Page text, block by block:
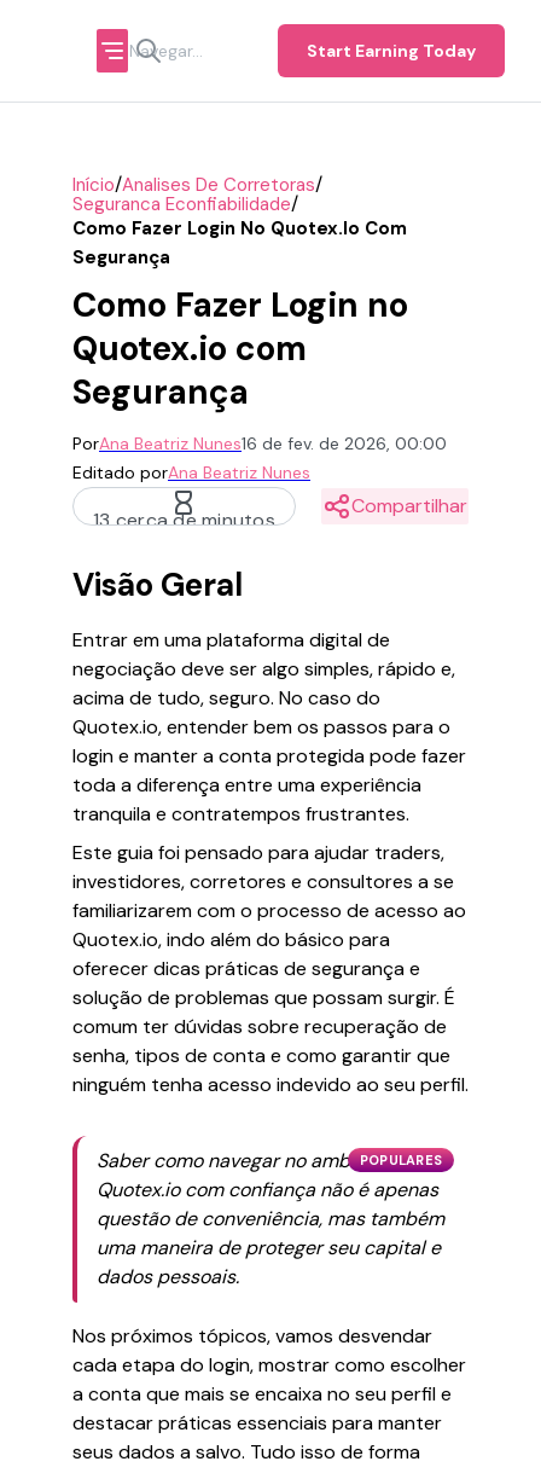
Start Earning Today
Início/Analises De Corretoras/
Seguranca Econfiabilidade/
Como Fazer Login No Quotex.io Com
Segurança
Como Fazer Login no
Quotex.io com
Segurança
PorAna Beatriz Nunes16 de fev. de 2026, 00:00
Editado porAna Beatriz Nunes
13 cerca de minutos
Compartilhar
Visão Geral
Entrar em uma plataforma digital de
negociação deve ser algo simples, rápido e,
acima de tudo, seguro. No caso do
Quotex.io, entender bem os passos para o
login e manter a conta protegida pode fazer
toda a diferença entre uma experiência
tranquila e contratempos frustrantes.
Este guia foi pensado para ajudar traders,
investidores, corretores e consultores a se
familiarizarem com o processo de acesso ao
Quotex.io, indo além do básico para
oferecer dicas práticas de segurança e
solução de problemas que possam surgir. É
comum ter dúvidas sobre recuperação de
senha, tipos de conta e como garantir que
ninguém tenha acesso indevido ao seu perfil.
POPULARES
Saber como navegar no ambiente do
Quotex.io com confiança não é apenas
questão de conveniência, mas também
uma maneira de proteger seu capital e
dados pessoais.
Nos próximos tópicos, vamos desvendar
cada etapa do login, mostrar como escolher
a conta que mais se encaixa no seu perfil e
destacar práticas essenciais para manter
seus dados a salvo. Tudo isso de forma